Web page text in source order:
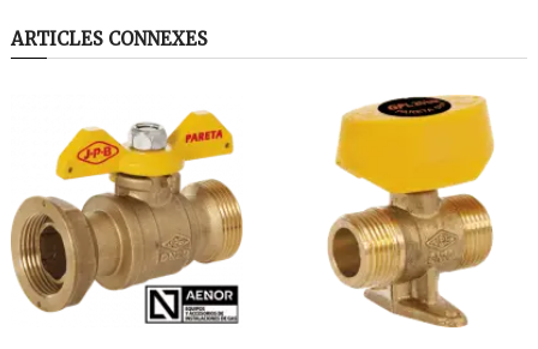
ARTICLES CONNEXES